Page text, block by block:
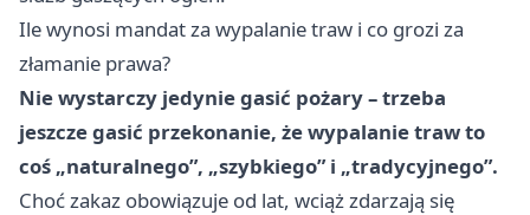
Ile wynosi mandat za wypalanie traw i co grozi za
złamanie prawa?
Nie wystarczy jedynie gasić pożary – trzeba
jeszcze gasić przekonanie, że wypalanie traw to
coś „naturalnego”, „szybkiego” i „tradycyjnego”.
Choć zakaz obowiązuje od lat, wciąż zdarzają się